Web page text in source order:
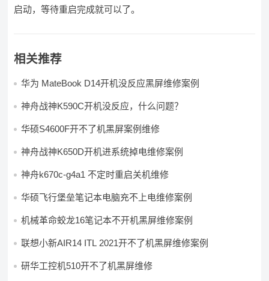
启动，等待重启完成就可以了。
相关推荐
华为 MateBook D14开机没反应黑屏维修案例
神舟战神K590C开机没反应，什么问题？
华硕S4600F开不了机黑屏案例维修
神舟战神K650D开机进系统掉电维修案例
神舟k670c-g4a1 不定时重启关机维修
华硕飞行堡垒笔记本电脑充不上电维修案例
机械革命蛟龙16笔记本不开机黑屏维修案例
联想小新AIR14 ITL 2021开不了机黑屏维修案例
研华工控机510开不了机黑屏维修